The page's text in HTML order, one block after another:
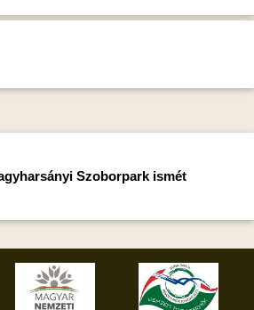
Szoborpark ismét